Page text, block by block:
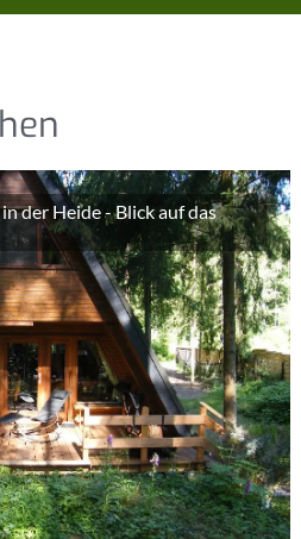
der Heide - Blick auf das